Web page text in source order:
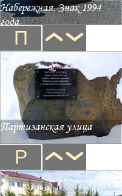
Набережная. Знак 1994
года
П
Партизанская улица
Р